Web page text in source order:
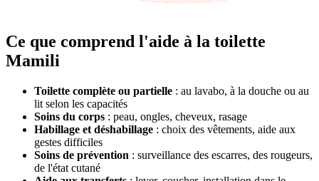
Ce que comprend l'aide à la toilette
Mamili
Toilette complète ou partielle : au lavabo, à la douche ou au
lit selon les capacités
Soins du corps : peau, ongles, cheveux, rasage
Habillage et déshabillage : choix des vêtements, aide aux
gestes difficiles
Soins de prévention : surveillance des escarres, des rougeurs,
de l'état cutané